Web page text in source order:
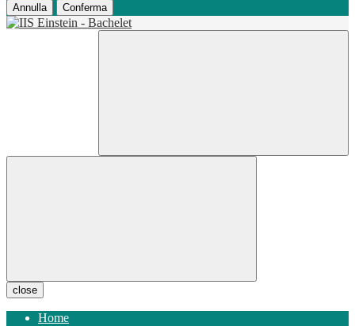
Annulla Conferma
close
Home